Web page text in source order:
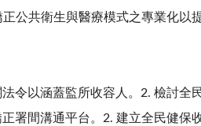
公共衛生與醫療模式之專業化以
以涵蓋監所收容人。2. 檢討全
署間溝通平台。2. 建立全民健保